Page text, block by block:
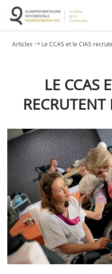
Articles Le CCAS et le CIAS
LE CCAS
RECRUTENT